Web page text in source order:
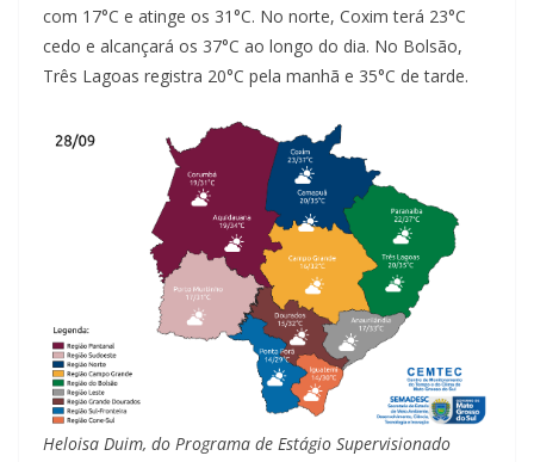
com 17°C e atinge os 31°C. No norte, Coxim terá 23°C
cedo e alcançará os 37°C ao longo do dia. No Bolsão,
Três Lagoas registra 20°C pela manhã e 35°C de tarde.
Heloisa Duim, do Programa de Estágio Supervisionado